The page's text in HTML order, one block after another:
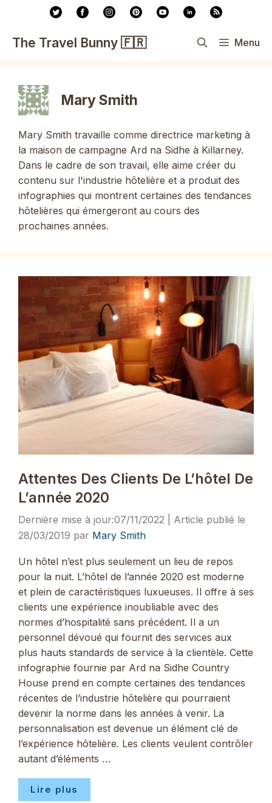
contenu
The Travel Bunny 🇫🇷 Menu
Mary Smith
Mary Smith travaille comme directrice marketing à
la maison de campagne Ard na Sidhe à Killarney.
Dans le cadre de son travail, elle aime créer du
contenu sur l'industrie hôtelière et a produit des
infographies qui montrent certaines des tendances
hôtelières qui émergeront au cours des
prochaines années.
Attentes Des Clients De L’hôtel De
L’année 2020
07/11/2022
28/03/2019 par Mary Smith
Un hôtel n’est plus seulement un lieu de repos
pour la nuit. L’hôtel de l’année 2020 est moderne
et plein de caractéristiques luxueuses. Il offre à ses
clients une expérience inoubliable avec des
normes d’hospitalité sans précédent. Il a un
personnel dévoué qui fournit des services aux
plus hauts standards de service à la clientèle. Cette
infographie fournie par Ard na Sidhe Country
House prend en compte certaines des tendances
récentes de l’industrie hôtelière qui pourraient
devenir la norme dans les années à venir. La
personnalisation est devenue un élément clé de
l’expérience hôtelière. Les clients veulent contrôler
autant d’éléments …
Lire plus